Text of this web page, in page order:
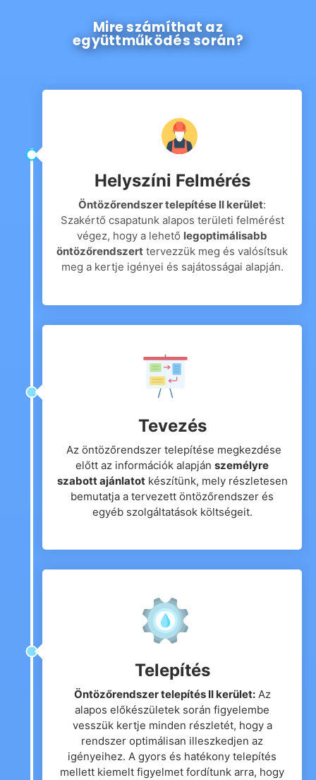
Mire számíthat az
együttműködés során?
Helyszíni Felmérés
Öntözőrendszer telepítése II kerület:
Szakértő csapatunk alapos területi felmérést
végez, hogy a lehető legoptimálisabb
öntözőrendszert tervezzük meg és valósítsuk
meg a kertje igényei és sajátosságai alapján.
Tevezés
Az öntözőrendszer telepítése megkezdése
előtt az információk alapján személyre
szabott ajánlatotkészítünk, mely részletesen
bemutatja a tervezett öntözőrendszer és
egyéb szolgáltatások költségeit.
Telepítés
Öntözőrendszer telepítés II kerület:Az
alapos előkészületek során figyelembe
vesszük kertje minden részletét, hogy a
rendszer optimálisan illeszkedjen az
igényeihez. A gyors és hatékony telepítés
mellett kiemelt figyelmet fordítunk arra, hogy